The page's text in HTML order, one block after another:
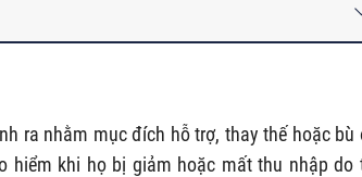
ra nhằm mục đích hỗ trợ, thay thế hoặc bù
hiểm khi họ bị giảm hoặc mất thu nhập do